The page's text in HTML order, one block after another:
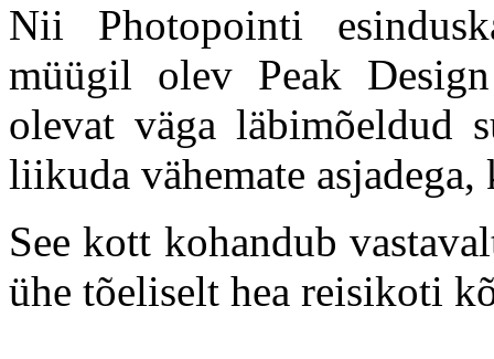
Nii Photopointi
müügil olev Peak
olevat väga läbimõeldud
liikuda vähemate
See kott kohandub
ühe tõeliselt hea reisikoti